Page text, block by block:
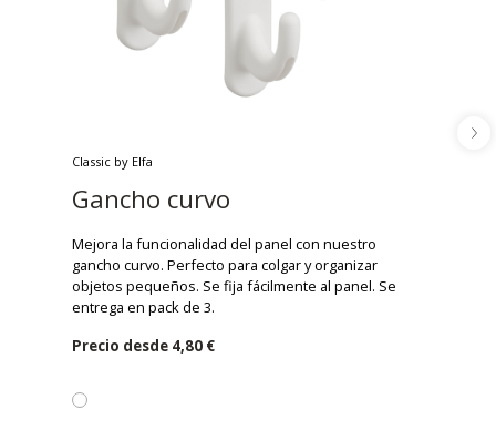
Classic by Elfa
Gancho curvo
Mejora la funcionalidad del panel con nuestro
gancho curvo. Perfecto para colgar y organizar
objetos pequeños. Se fija fácilmente al panel. Se
entrega en pack de 3.
Precio desde 4,80 €